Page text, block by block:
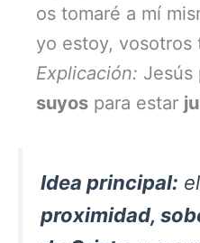
os tomaré a mí
yo estoy, vosotros
Explicación: Jesús
suyos para estar
Idea principal:
proximidad,